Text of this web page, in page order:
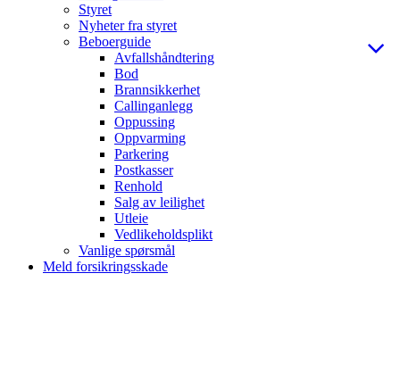
Styret
Nyheter fra styret
Beboerguide
Avfallshåndtering
Bod
Brannsikkerhet
Callinganlegg
Oppussing
Oppvarming
Parkering
Postkasser
Renhold
Salg av leilighet
Utleie
Vedlikeholdsplikt
Vanlige spørsmål
Meld forsikringsskade